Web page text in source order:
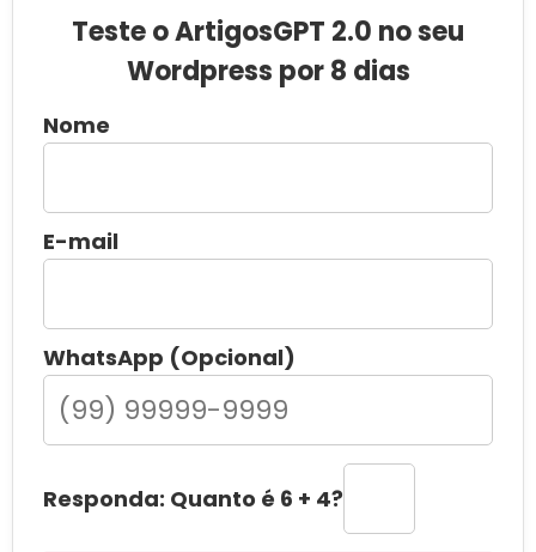
Teste o ArtigosGPT 2.0 no seu
Wordpress por 8 dias
Nome
E-mail
WhatsApp (Opcional)
Responda: Quanto é 6 + 4?